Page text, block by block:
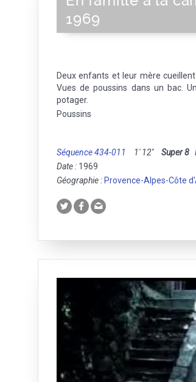
1969
Deux enfants et leur mère
Vues de poussins dans un bac.
potager.
Poussins
Séquence 434-011 1' 12'' Super 8
Date : 1969
Géographie : Provence-Alpes-Côte